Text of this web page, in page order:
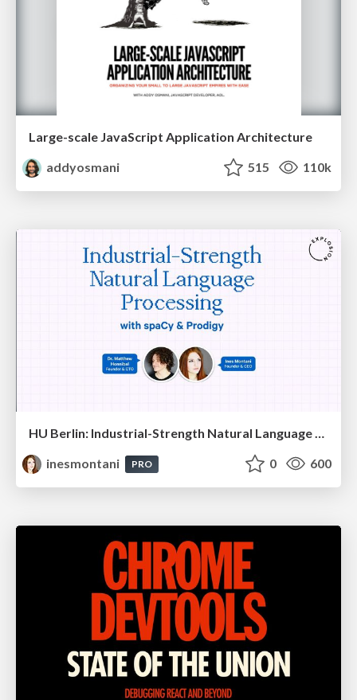
Large-scale JavaScript Application Architecture
addyosmani
515 110k
HU Berlin: Industrial-Strength Natural Language Processing with spaCy and Prodigy
inesmontani
PRO 0 600